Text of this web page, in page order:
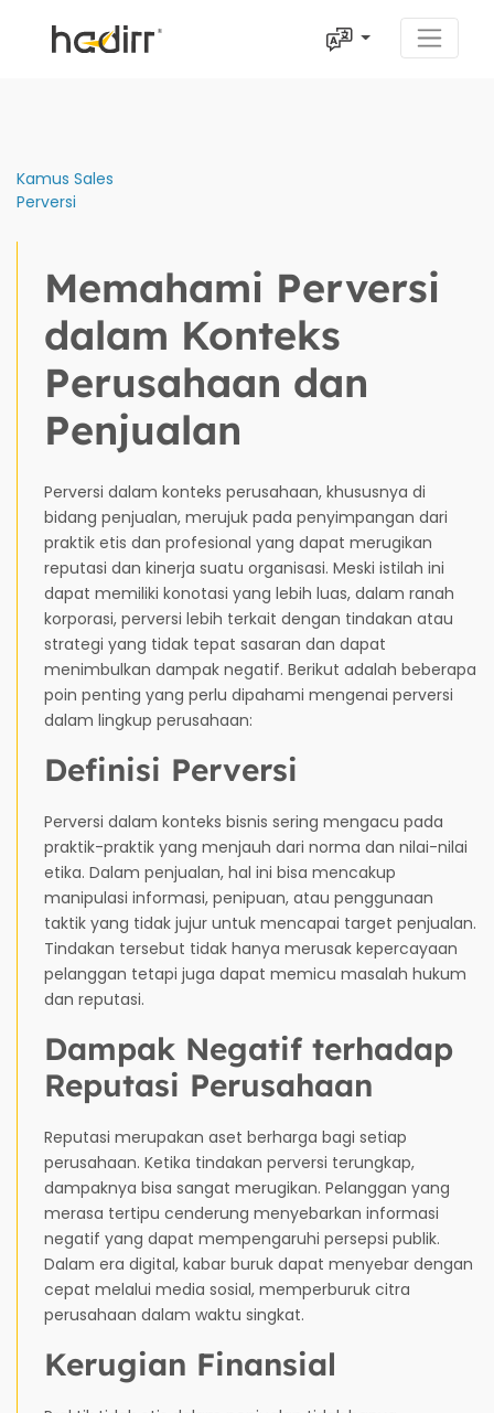
Kamus Sales
Perversi
Memahami Perversi
dalam Konteks
Perusahaan dan
Penjualan
Perversi dalam konteks perusahaan, khususnya di
bidang penjualan, merujuk pada penyimpangan dari
praktik etis dan profesional yang dapat merugikan
reputasi dan kinerja suatu organisasi. Meski istilah ini
dapat memiliki konotasi yang lebih luas, dalam ranah
korporasi, perversi lebih terkait dengan tindakan atau
strategi yang tidak tepat sasaran dan dapat
menimbulkan dampak negatif. Berikut adalah beberapa
poin penting yang perlu dipahami mengenai perversi
dalam lingkup perusahaan:
Definisi Perversi
Perversi dalam konteks bisnis sering mengacu pada
praktik-praktik yang menjauh dari norma dan nilai-nilai
etika. Dalam penjualan, hal ini bisa mencakup
manipulasi informasi, penipuan, atau penggunaan
taktik yang tidak jujur untuk mencapai target penjualan.
Tindakan tersebut tidak hanya merusak kepercayaan
pelanggan tetapi juga dapat memicu masalah hukum
dan reputasi.
Dampak Negatif terhadap
Reputasi Perusahaan
Reputasi merupakan aset berharga bagi setiap
perusahaan. Ketika tindakan perversi terungkap,
dampaknya bisa sangat merugikan. Pelanggan yang
merasa tertipu cenderung menyebarkan informasi
negatif yang dapat mempengaruhi persepsi publik.
Dalam era digital, kabar buruk dapat menyebar dengan
cepat melalui media sosial, memperburuk citra
perusahaan dalam waktu singkat.
Kerugian Finansial